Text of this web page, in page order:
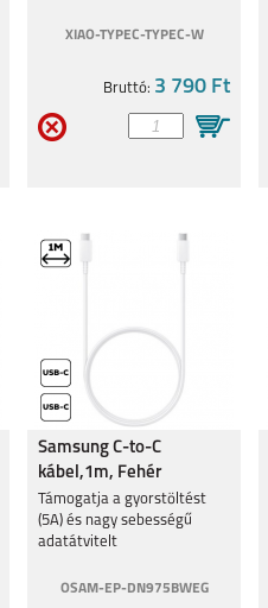
XIAO-TYPEC-TYPEC-W
Bruttó: 3 790 Ft
Samsung C-to-C
kábel,1m, Fehér
Támogatja a gyorstöltést
(5A) és nagy sebességű
adatátvitelt
OSAM-EP-DN975BWEG